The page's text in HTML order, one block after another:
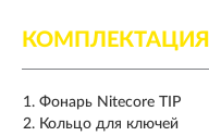
КОМПЛЕКТАЦИЯ
Фонарь Nitecore TIP
Кольцо для ключей